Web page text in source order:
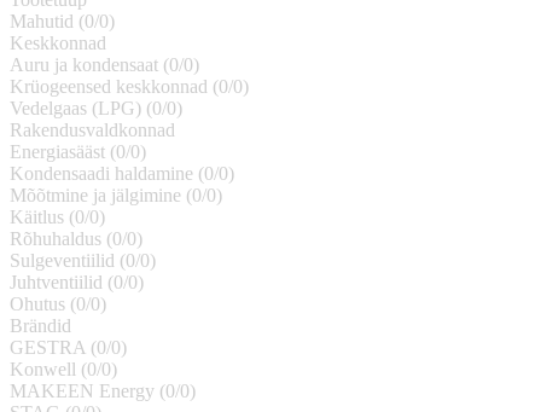
Mahutid (0/0)
Keskkonnad
Auru ja kondensaat (0/0)
Krüogeensed keskkonnad (0/0)
Vedelgaas (LPG) (0/0)
Rakendusvaldkonnad
Energiasääst (0/0)
Kondensaadi haldamine (0/0)
Mõõtmine ja jälgimine (0/0)
Käitlus (0/0)
Rõhuhaldus (0/0)
Sulgeventiilid (0/0)
Juhtventiilid (0/0)
Ohutus (0/0)
Brändid
GESTRA (0/0)
Konwell (0/0)
MAKEEN Energy (0/0)